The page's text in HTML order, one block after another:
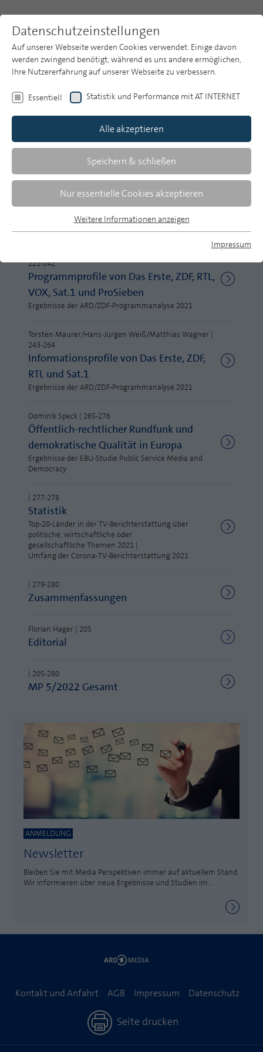
MP auf Mastodon
MP auf LinkedIn
Newsletter
Publikationsarchiv
Crowding-in-Effekte der öffentlich-
rechtlichen Werbevermarktung
Werbemarktes und Medienstandortes
221-242
Programmprofile von Das Erste, ZDF, RTL,
VOX, Sat.1 und ProSieben
Ergebnisse der ARD/ZDF-Programmanalyse 2021
Torsten Maurer/Hans-Jürgen Weiß/Matthias Wagner |
243-264
Informationsprofile von Das Erste, ZDF,
RTL und Sat.1
Ergebnisse der ARD/ZDF-Programmanalyse 2021
Dominik Speck | 265-276
Öffentlich-rechtlicher Rundfunk und
demokratische Qualität in Europa
Ergebnisse der EBU-Studie Public Service Media and
Democracy
| 277-278
Statistik
Top-20-Länder in der TV-Berichterstattung über
politische, wirtschaftliche oder
gesellschaftliche Themen 2021 |
Umfang der Corona-TV-Berichterstattung 2021
| 279-280
Zusammenfassungen
Florian Hager | 205
Editorial
| 205-280
MP 5/2022 Gesamt
ANMELDUNG
Newsletter
Bleiben Sie mit Media Perspektiven immer auf aktuellem Stand.
Wir informieren über neue Ergebnisse und Studien im...
Kontakt und Anfahrt AGB Impressum Datenschutz
Seite drucken
Datenschutzeinstellungen
Auf unserer Webseite werden Cookies verwendet. Einige davon
werden zwingend benötigt, während es uns andere ermöglichen,
Ihre Nutzererfahrung auf unserer Webseite zu verbessern.
Essentiell Statistik und Performance mit AT INTERNET
Alle akzeptieren
Speichern & schließen
Nur essentielle Cookies akzeptieren
Essentielle Cookies werden für grundlegende Funktionen der
Webseite einwandfrei funktioniert.
Name fe_typo_user
Laufzeit Session
Dieses Cookie ist ein Standard-Session-
eines Benutzer-Logins die Session ID
wiedererkannt wird, um ihm Zugang zu
geschützten Bereichen zu gewähren.
Name
Anbieter
Zweck PHPs Standard Sitzungs Identifikation
Cookie-Informationen anzeigen
CROSS-DEVICE ANALYTICS LÖSUNG
Name atidvisitor
Anbieter AT INTERNET
Laufzeit
Zweck
Cookie von AT INTERNET zur Steuerung der
erweiterten Script- und Ereignisbehandlung
Anbieter
Laufzeit
Cookie von AT INTERNET zur Steuerung der
Cookie-Informationen anzeigen
Weitere Informationen anzeigen
Impressum